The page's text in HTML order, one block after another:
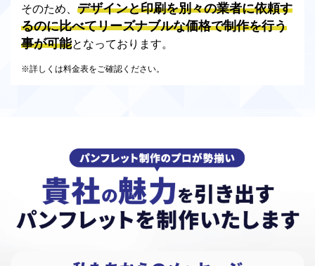
そのため、 デザインと印刷を別々の業者に依頼す
るのに比べてリーズナブルな価格で制作を行う
事が可能となっております。
※詳しくは料金表をご確認ください。